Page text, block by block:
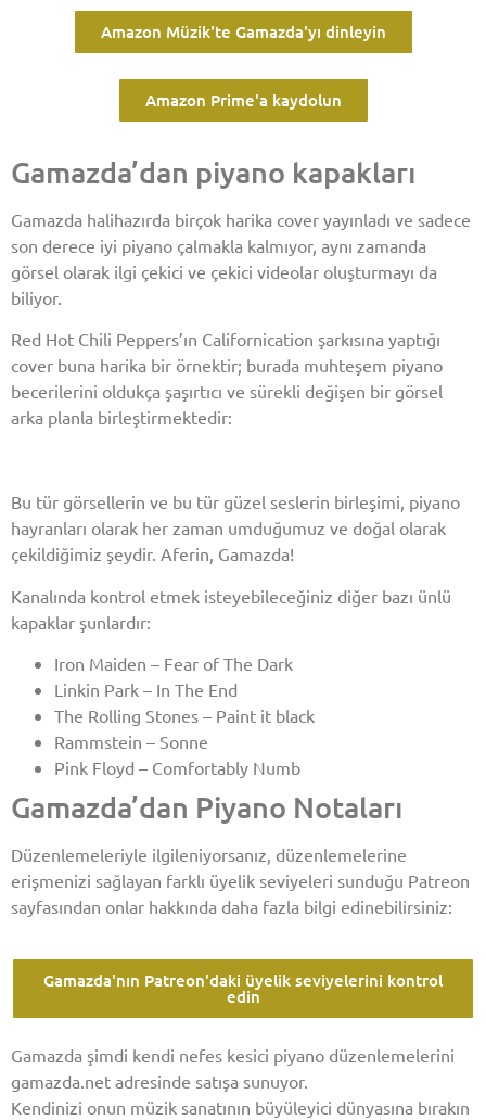
Amazon Müzik'te Gamazda'yı dinleyin
Amazon Prime'a kaydolun
Gamazda’dan piyano kapakları
Gamazda halihazırda birçok harika cover yayınladı ve sadece
son derece iyi piyano çalmakla kalmıyor, aynı zamanda
görsel olarak ilgi çekici ve çekici videolar oluşturmayı da
biliyor.
Red Hot Chili Peppers’ın Californication şarkısına yaptığı
cover buna harika bir örnektir; burada muhteşem piyano
becerilerini oldukça şaşırtıcı ve sürekli değişen bir görsel
arka planla birleştirmektedir:
Bu tür görsellerin ve bu tür güzel seslerin birleşimi, piyano
hayranları olarak her zaman umduğumuz ve doğal olarak
çekildiğimiz şeydir. Aferin, Gamazda!
Kanalında kontrol etmek isteyebileceğiniz diğer bazı ünlü
kapaklar şunlardır:
Iron Maiden – Fear of The Dark
Linkin Park – In The End
The Rolling Stones – Paint it black
Rammstein – Sonne
Pink Floyd – Comfortably Numb
Gamazda’dan Piyano Notaları
Düzenlemeleriyle ilgileniyorsanız, düzenlemelerine
erişmenizi sağlayan farklı üyelik seviyeleri sunduğu Patreon
sayfasından onlar hakkında daha fazla bilgi edinebilirsiniz:
Gamazda'nın Patreon'daki üyelik seviyelerini kontrol
edin
Gamazda şimdi kendi nefes kesici piyano düzenlemelerini
gamazda.net adresinde satışa sunuyor.
Kendinizi onun müzik sanatının büyüleyici dünyasına bırakın